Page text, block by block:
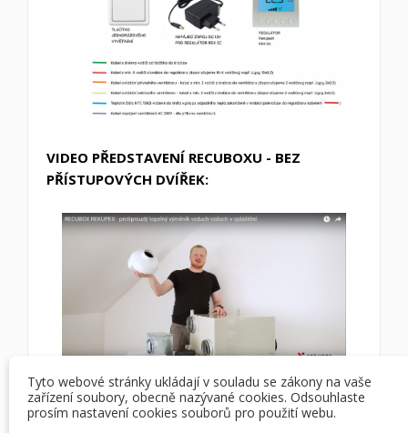
VIDEO PŘEDSTAVENÍ RECUBOXU - BEZ
PŘÍSTUPOVÝCH DVÍŘEK:
VARIANTY UMÍSTĚNÍ PŘIPOJOVACÍCH HRDEL -
Tyto webové stránky ukládají v souladu se zákony na vaše
zařízení soubory, obecně nazývané cookies. Odsouhlaste
prosím nastavení cookies souborů pro použití webu.